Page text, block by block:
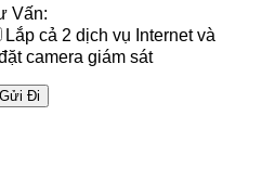
Vấn:
Lắp cả 2 dịch vụ Internet và
camera giám sát